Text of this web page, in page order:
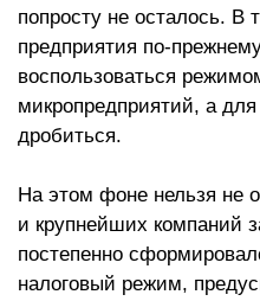
попросту не осталось. В
предприятия по-
воспользоваться
микропредприятий, а для
дробиться.
На этом фоне нельзя не
и крупнейших компаний
постепенно
налоговый режим,